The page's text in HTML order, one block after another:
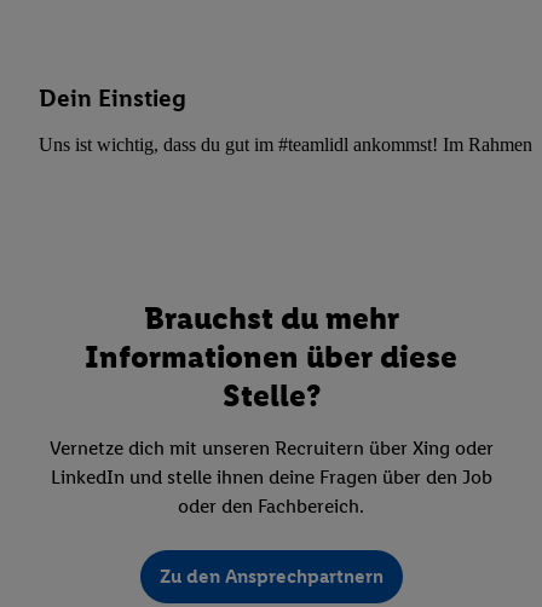
Dein Einstieg
Uns ist wichtig, dass du gut im #teamlidl ankommst! Im Rahmen
Brauchst du mehr
Informationen über diese
Stelle?
Vernetze dich mit unseren Recruitern über Xing oder
LinkedIn und stelle ihnen deine Fragen über den Job
oder den Fachbereich.
Zu den Ansprechpartnern